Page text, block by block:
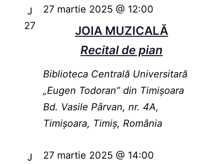
J
27
JOIA MUZICALĂ
Recital de pian
27 martie 2025 @ 12:00
Biblioteca Centrală Universitară
„Eugen Todoran” din Timişoara
Bd. Vasile Pârvan, nr. 4A,
Timișoara, Timiș, România
J
27 martie 2025 @ 14:00